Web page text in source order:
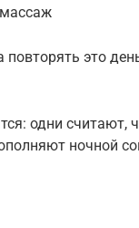
это
одни считают,
ночной